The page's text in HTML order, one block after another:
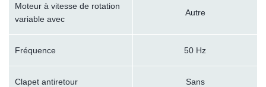
Moteur à vitesse de rotation
variable avec
Autre
Fréquence 50 Hz
Clapet antiretour Sans